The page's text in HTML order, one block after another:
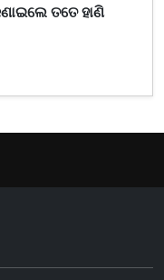
ତତେ ହାଣି